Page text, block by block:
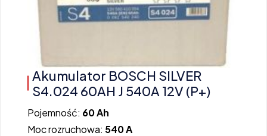
Akumulator BOSCH SILVER
S4.024 60AH J 540A 12V (P+)
Pojemność: 60 Ah
Moc rozruchowa: 540 A